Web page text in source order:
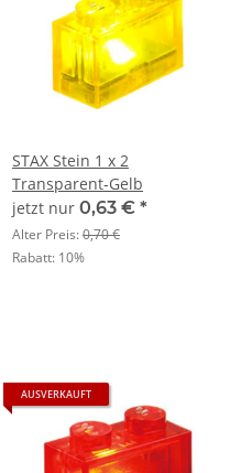
STAX Stein 1 x 2
Transparent-Gelb
jetzt nur 0,63 € *
Alter Preis:0,70 €
Rabatt: 10%
AUSVERKAUFT